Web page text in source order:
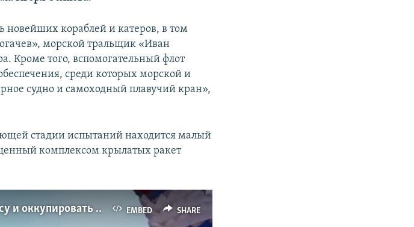
новейших кораблей и катеров, в том
морской тральщик «Иван
Кроме того, вспомогательный флот
среди которых морской и
судно и самоходный плавучий кран»,
стадии испытаний находится малый
комплексом крылатых ракет
EMBED SHARE
«Россия может заблокировать Одессу и оккупировать Змеиный» (видео)